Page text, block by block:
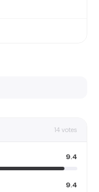
14 votes
9.4
9.4